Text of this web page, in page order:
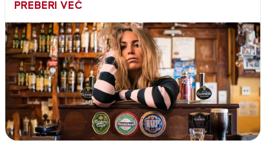
PREBERI VEČ